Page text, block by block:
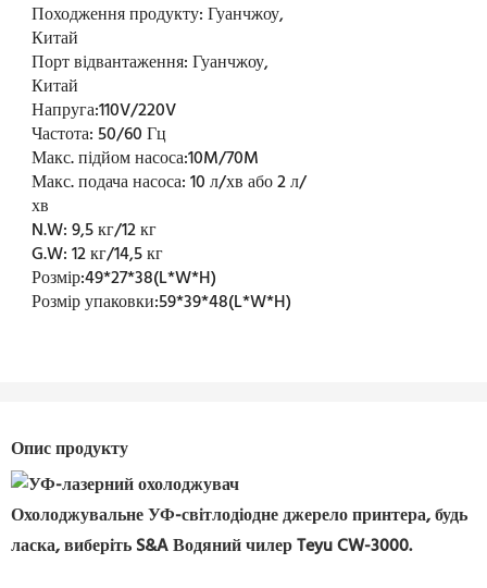
Походження продукту:Гуанчжоу,
Китай
Порт відвантаження:Гуанчжоу,
Китай
Напруга:110V/220V
Частота:50/60 Гц
Макс. підйом насоса:10M/70M
Макс. подача насоса:10 л/хв або 2 л/
хв
N.W:9,5 кг/12 кг
G.W:12 кг/14,5 кг
Розмір:49*27*38(L*W*H)
Розмір упаковки:59*39*48(L*W*H)
Опис продукту
ОхолоджувальнеУФ-світлодіодне джерело принтера, будь
ласка, виберітьS&A Водяний чилер Teyu CW-3000.